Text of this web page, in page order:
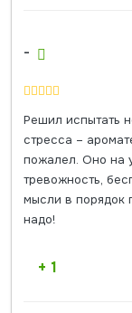
-
Решил испытать
стресса –
пожалел. Оно на
тревожность,
мысли в порядок
надо!
+ 1